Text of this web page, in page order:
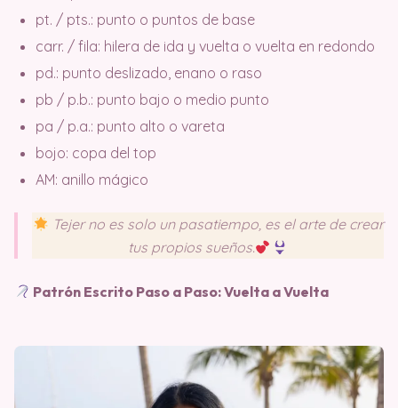
pt. / pts.: punto o puntos de base
carr. / fila: hilera de ida y vuelta o vuelta en redondo
pd.: punto deslizado, enano o raso
pb / p.b.: punto bajo o medio punto
pa / p.a.: punto alto o vareta
bojo: copa del top
AM: anillo mágico
Tejer no es solo un pasatiempo, es el arte de crear
tus propios sueños.
Patrón Escrito Paso a Paso: Vuelta a Vuelta